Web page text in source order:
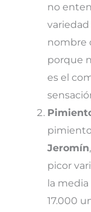
no
nombre
porque
es el
Jeromín
picor
la
17.000